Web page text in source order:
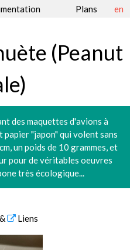
Plans en
(Peanut
des maquettes d'avions à
papier "japon" qui volent sans
un poids de 10 grammes, et
pour de véritables oeuvres
très écologique...
Liens